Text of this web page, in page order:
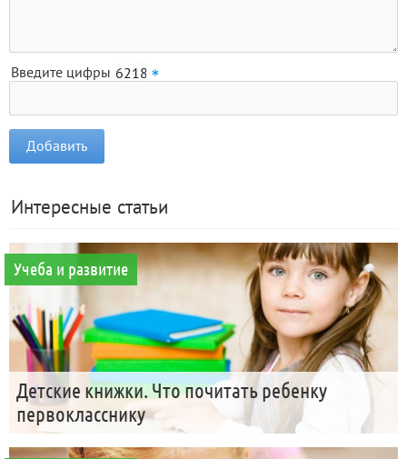
Введите цифры
Интересные статьи
Учеба и развитие
Детские книжки. Что почитать ребенку
первокласснику